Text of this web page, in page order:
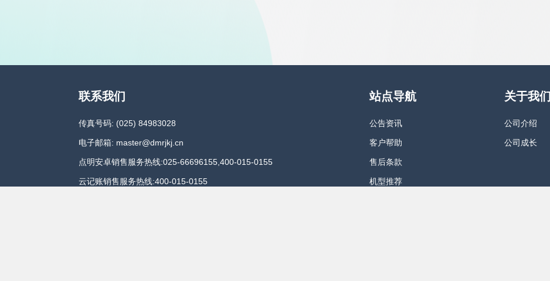
联系我们
传真号码: (025) 84983028
电子邮箱: master@dmrjkj.cn
点明安卓销售服务热线:025-66696155,400-015-0155
云记账销售服务热线:400-015-0155
站点导航
公告资讯
客户帮助
售后条款
机型推荐
关于我们
公司介绍
公司成长